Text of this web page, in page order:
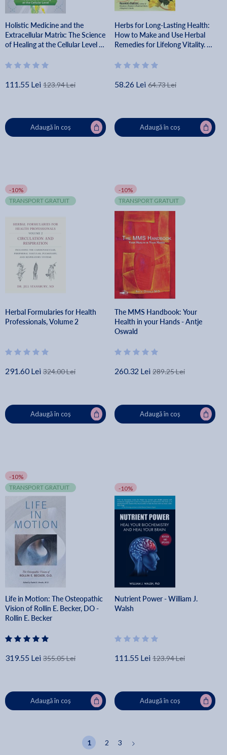
Holistic Medicine and the
Extracellular Matrix: The Science
of Healing at the Cellular Level -
111.55 Lei 123.94 Lei
Adaugă în coș
Herbs for Long-Lasting Health:
How to Make and Use Herbal
Remedies for Lifelong Vitality. a
Gladstar
58.26 Lei 64.73 Lei
Adaugă în coș
-10%
TRANSPORT GRATUIT
Herbal Formularies for Health
Professionals, Volume 2
291.60 Lei 324.00 Lei
Adaugă în coș
-10%
TRANSPORT GRATUIT
The MMS Handbook: Your
Health in your Hands - Antje
Oswald
260.32 Lei 289.25 Lei
Adaugă în coș
-10%
TRANSPORT GRATUIT
Life in Motion: The Osteopathic
Vision of Rollin E. Becker, DO -
Rollin E. Becker
319.55 Lei 355.05 Lei
Adaugă în coș
-10%
Nutrient Power - William J.
Walsh
111.55 Lei 123.94 Lei
Adaugă în coș
1 2 3